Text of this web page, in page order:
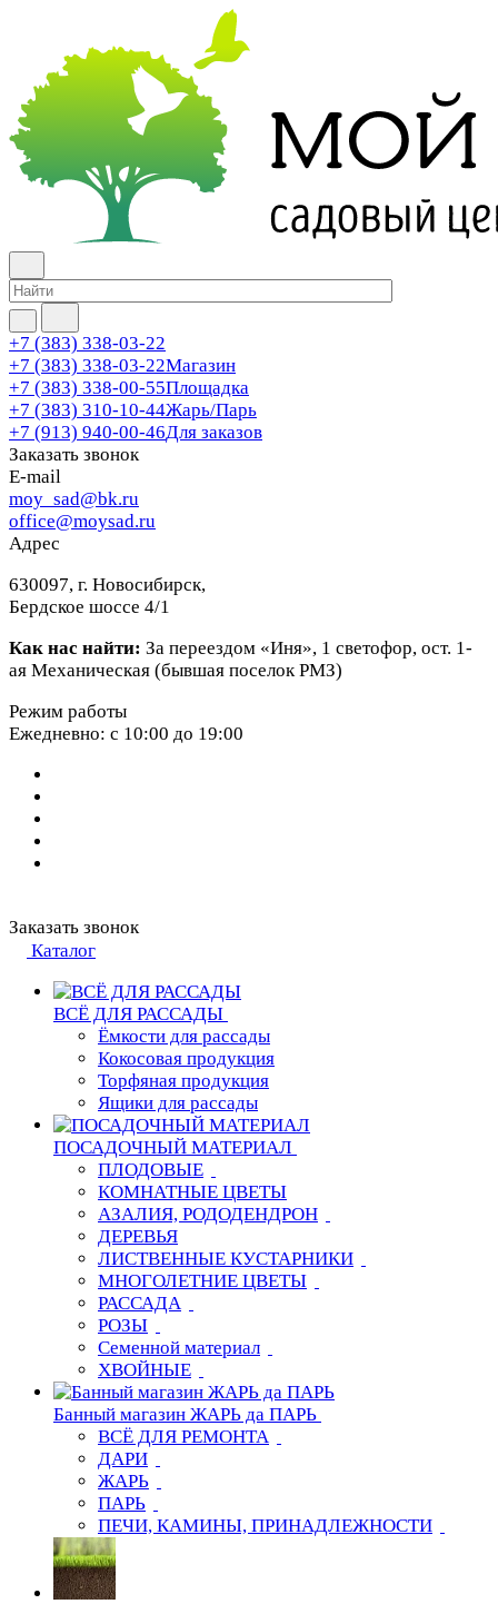
+7 (383) 338-03-22
+7 (383) 338-03-22Магазин
+7 (383) 338-00-55Площадка
+7 (383) 310-10-44Жарь/Парь
+7 (913) 940-00-46Для заказов
Заказать звонок
E-mail
moy_sad@bk.ru
office@moysad.ru
Адрес
630097, г. Новосибирск,
Бердское шоссе 4/1
Как нас найти: За переездом «Иня», 1 светофор, ост. 1-
ая Механическая (бывшая поселок РМЗ)
Режим работы
Ежедневно: с 10:00 до 19:00
Заказать звонок
Каталог
ВСЁ ДЛЯ РАССАДЫ
Ёмкости для рассады
Кокосовая продукция
Торфяная продукция
Ящики для рассады
ПОСАДОЧНЫЙ МАТЕРИАЛ
ПЛОДОВЫЕ
КОМНАТНЫЕ ЦВЕТЫ
АЗАЛИЯ, РОДОДЕНДРОН
ДЕРЕВЬЯ
ЛИСТВЕННЫЕ КУСТАРНИКИ
МНОГОЛЕТНИЕ ЦВЕТЫ
РАССАДА
РОЗЫ
Семенной материал
ХВОЙНЫЕ
Банный магазин ЖАРЬ да ПАРЬ
ВСЁ ДЛЯ РЕМОНТА
ДАРИ
ЖАРЬ
ПАРЬ
ПЕЧИ, КАМИНЫ, ПРИНАДЛЕЖНОСТИ